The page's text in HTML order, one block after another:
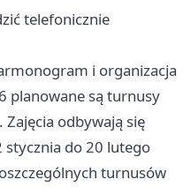
telefonicznie
i organizacja
planowane są turnusy
Zajęcia odbywają się
stycznia do 20 lutego
turnusów